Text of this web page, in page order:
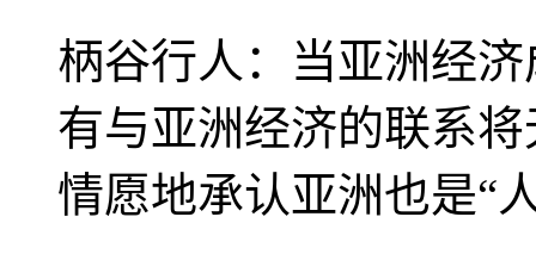
柄谷行人：当亚洲经
有与亚洲经济的联系
情愿地承认亚洲也是“